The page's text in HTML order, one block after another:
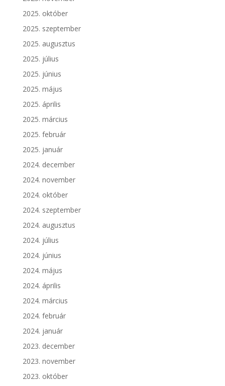
2025. október
2025. szeptember
2025. augusztus
2025. július
2025. június
2025. május
2025. április
2025. március
2025. február
2025. január
2024. december
2024. november
2024. október
2024. szeptember
2024. augusztus
2024. július
2024. június
2024. május
2024. április
2024. március
2024. február
2024. január
2023. december
2023. november
2023. október